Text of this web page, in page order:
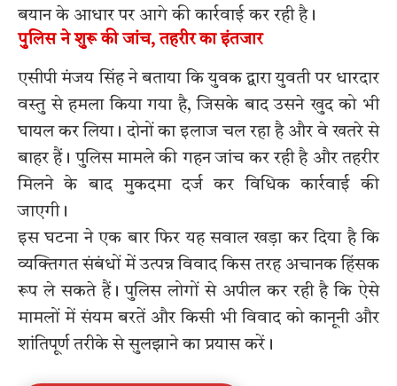
बयान के आधार पर आगे की कार्रवाई कर रही है।
पुलिस ने शुरू की जांच, तहरीर का इंतजार
एसीपी मंजय सिंह ने बताया कि युवक द्वारा युवती पर धारदार
वस्तु से हमला किया गया है, जिसके बाद उसने खुद को भी
घायल कर लिया। दोनों का इलाज चल रहा है और वे खतरे से
बाहर हैं। पुलिस मामले की गहन जांच कर रही है और तहरीर
मिलने के बाद मुकदमा दर्ज कर विधिक कार्रवाई की
जाएगी।
इस घटना ने एक बार फिर यह सवाल खड़ा कर दिया है कि
व्यक्तिगत संबंधों में उत्पन्न विवाद किस तरह अचानक हिंसक
रूप ले सकते हैं। पुलिस लोगों से अपील कर रही है कि ऐसे
मामलों में संयम बरतें और किसी भी विवाद को कानूनी और
शांतिपूर्ण तरीके से सुलझाने का प्रयास करें।